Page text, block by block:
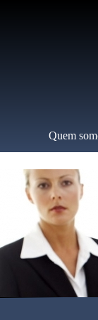
Quem